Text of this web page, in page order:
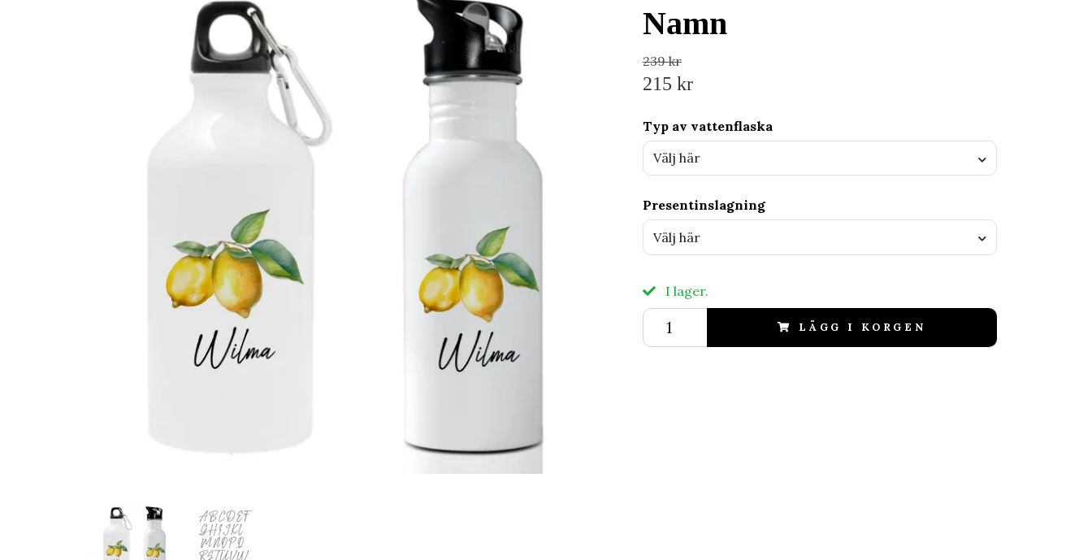
Namn
239 kr
215 kr
Typ av vattenflaska
Välj här
Presentinslagning
Välj här
I lager.
LÄGG I KORGEN